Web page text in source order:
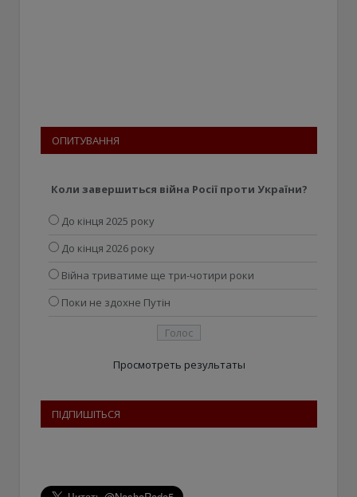
ОПИТУВАННЯ
Коли завершиться війна Росії проти України?
До кінця 2025 року
До кінця 2026 року
Війна триватиме ще три-чотири роки
Поки не здохне Путін
Просмотреть результаты
ПІДПИШІТЬСЯ